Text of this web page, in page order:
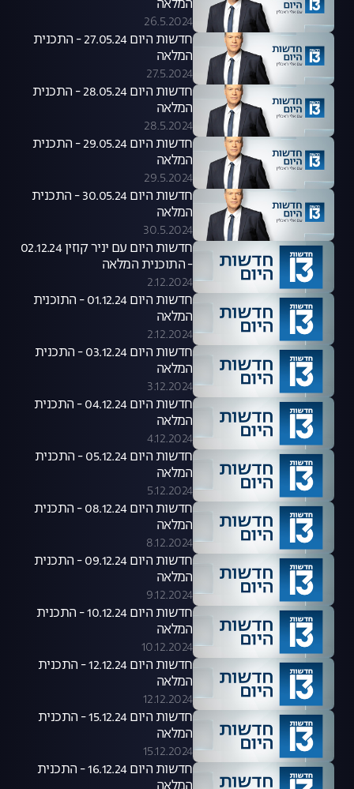
המלאה
26.5.2024
חדשות היום 27.05.24 - התכנית
המלאה
27.5.2024
חדשות היום 28.05.24 - התכנית
המלאה
28.5.2024
חדשות היום 29.05.24 - התכנית
המלאה
29.5.2024
חדשות היום 30.05.24 - התכנית
המלאה
30.5.2024
חדשות היום עם יניר קוזין 02.12.24
- התוכנית המלאה
2.12.2024
חדשות היום 01.12.24 - התוכנית
המלאה
2.12.2024
חדשות היום 03.12.24 - התכנית
המלאה
3.12.2024
חדשות היום 04.12.24 - התכנית
המלאה
4.12.2024
חדשות היום 05.12.24 - התכנית
המלאה
5.12.2024
חדשות היום 08.12.24 - התכנית
המלאה
8.12.2024
חדשות היום 09.12.24 - התכנית
המלאה
9.12.2024
חדשות היום 10.12.24 - התכנית
המלאה
10.12.2024
חדשות היום 12.12.24 - התכנית
המלאה
12.12.2024
חדשות היום 15.12.24 - התכנית
המלאה
15.12.2024
חדשות היום 16.12.24 - התכנית